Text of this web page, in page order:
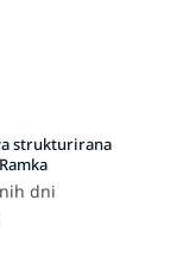
strukturirana
dni